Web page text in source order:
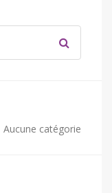
Aucune catégorie